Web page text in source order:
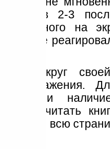
в 2-3
на
не
вокруг
изображения.
читать
видите всю